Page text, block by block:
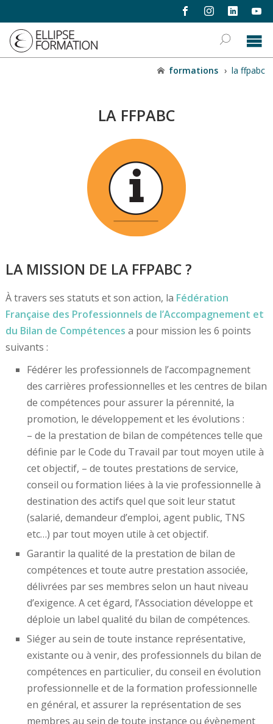
formations › la ffpabc
LA FFPABC
LA MISSION DE LA FFPABC ?
À travers ses statuts et son action, la Fédération
Française des Professionnels de l’Accompagnement et
du Bilan de Compétences a pour mission les 6 points
suivants :
Fédérer les professionnels de l’accompagnement
des carrières professionnelles et les centres de bilan
de compétences pour assurer la pérennité, la
promotion, le développement et les évolutions :
– de la prestation de bilan de compétences telle que
définie par le Code du Travail par tout moyen utile à
cet objectif, – de toutes prestations de service,
conseil ou formation liées à la vie professionnelle à
destination des actifs quel que soit leur statut
(salarié, demandeur d’emploi, agent public, TNS
etc…) par tout moyen utile à cet objectif.
Garantir la qualité de la prestation de bilan de
compétences et toute autre prestation associée,
délivrées par ses membres selon un haut niveau
d’exigence. A cet égard, l’Association développe et
déploie un label qualité du bilan de compétences.
Siéger au sein de toute instance représentative,
existante ou à venir, des professionnels du bilan de
compétences en particulier, du conseil en évolution
professionnelle et de la formation professionnelle
en général, et assurer la représentation de ses
membres au sein de toute instance ou évènement